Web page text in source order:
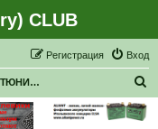
CLUB
Вход
Регистрация
АВТОРСКИЙ ТЮНИНГ МОТОЦИКЛОВ (только мото наших соклубников)